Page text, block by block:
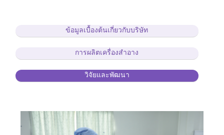
ข้อมูลเบื้องต้นเกี่ยวกับบริษัท
การผลิตเครื่องสำอาง
วิจัยและพัฒนา